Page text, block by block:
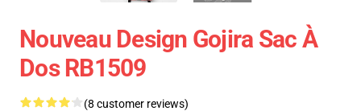
Nouveau Design Gojira Sac À
Dos RB1509
(8 customer reviews)